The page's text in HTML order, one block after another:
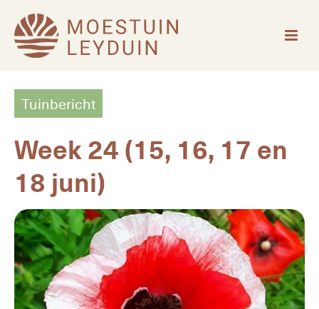
Tuinbericht
Week 24 (15, 16, 17 en
18 juni)